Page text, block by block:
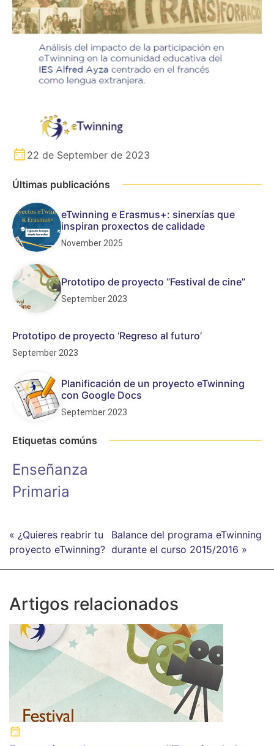
22 de September de 2023
Últimas publicacións
eTwinning e Erasmus+: sinerxías que
inspiran proxectos de calidade
November 2025
Prototipo de proyecto “Festival de cine”
September 2023
Prototipo de proyecto ‘Regreso al futuro’
September 2023
Planificación de un proyecto eTwinning
con Google Docs
September 2023
Etiquetas comúns
Enseñanza
Primaria
« ¿Quieres reabrir tu
proyecto eTwinning?
Balance del programa eTwinning
durante el curso 2015/2016 »
Artigos relacionados